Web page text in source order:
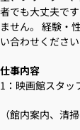
者でも大丈夫で
ません。 経験・
い合わせくださ
仕事内容
1：映画館スタッ
（館内案内、清